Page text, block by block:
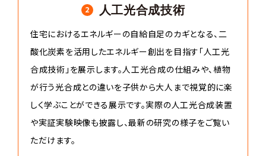
2 人工光合成技術
住宅におけるエネルギーの自給自足のカギとなる、二
酸化炭素を活用したエネルギー創出を目指す「人工光
合成技術」を展示します。人工光合成の仕組みや、植物
が行う光合成との違いを子供から大人まで視覚的に楽
しく学ぶことができる展示です。実際の人工光合成装置
や実証実験映像も披露し、最新の研究の様子をご覧い
ただけます。